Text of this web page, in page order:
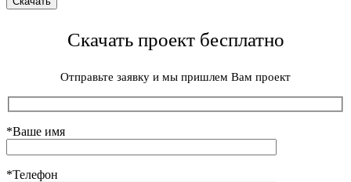
Скачать проект бесплатно
Отправьте заявку и мы пришлем Вам проект
*Ваше имя
*Телефон